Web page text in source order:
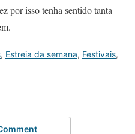
por isso tenha sentido tanta
, Estreia da semana, Festivais,